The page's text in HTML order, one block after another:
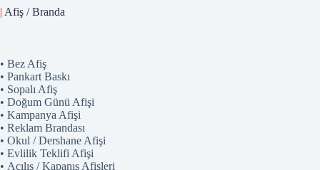
| Afiş / Branda
• Bez Afiş
• Pankart Baskı
• Sopalı Afiş
• Doğum Günü Afişi
• Kampanya Afişi
• Reklam Brandası
• Okul / Dershane Afişi
• Evlilik Teklifi Afişi
• Açılış / Kapanış Afişleri